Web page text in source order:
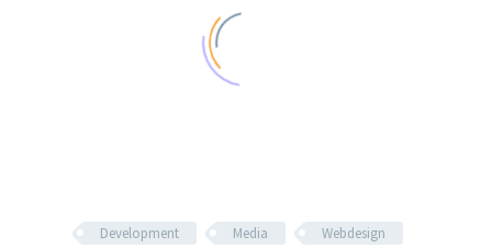
Development Media Webdesign